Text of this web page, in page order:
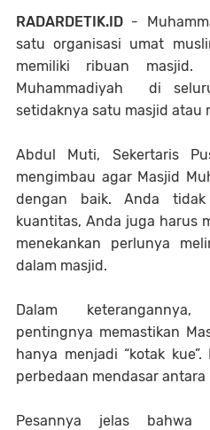
RADARDETIK.ID -
satu organisasi umat
memiliki ribuan masjid.
Muhammadiyah di
setidaknya satu masjid atau
Abdul Muti, Sekertaris
mengimbau agar Masjid
dengan baik. Anda
kuantitas, Anda juga harus
menekankan perlunya
dalam masjid.
Dalam
pentingnya memastikan
hanya menjadi “kotak
perbedaan mendasar
Pesannya jelas bahwa